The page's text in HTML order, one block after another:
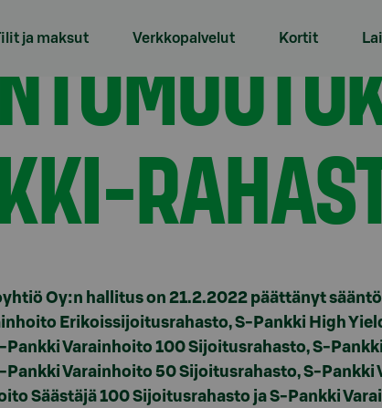
ja maksut Verkkopalvelut Kortit
Oy:n hallitus on 21.2.2022 päättänyt
Erikoissijoitusrahasto, S-Pankki High
Varainhoito 100 Sijoitusrahasto, S-
Varainhoito 50 Sijoitusrahasto, S-Pankki
Säästäjä 100 Sijoitusrahasto ja S-Pankki